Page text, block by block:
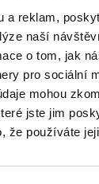
a reklam,
naší
o tom, jak
pro sociální
mohou
jste jim
že používáte